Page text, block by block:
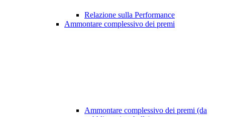
Relazione sulla Performance
Ammontare complessivo dei premi
Ammontare complessivo dei premi (da